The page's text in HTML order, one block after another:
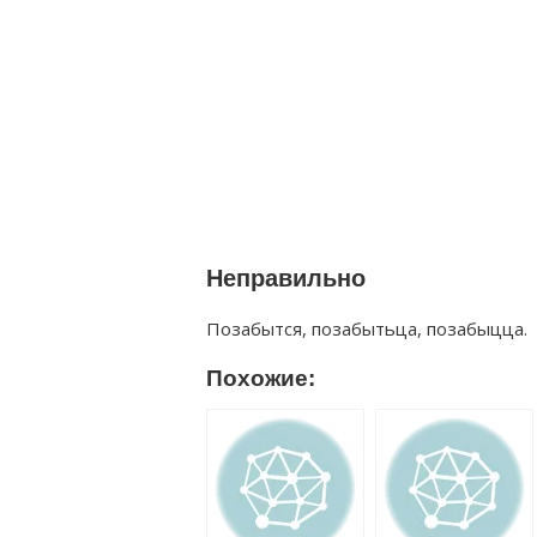
Неправильно
Позабытся, позабытьца, позабыцца.
Похожие: